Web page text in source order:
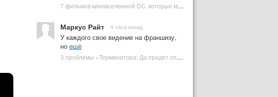
7 фильмов киновселенной DC, которые может снять Зак Снайдер | Plugged In Ru
Маркус Райт 4 часа назад
У каждого свое видение на франшизу,
но ещё
3 проблемы «Терминатора: Да придет спаситель», которые испортили фильм | Plugged In Ru